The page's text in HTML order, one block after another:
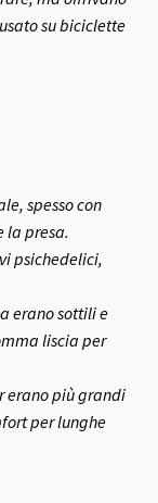
su biciclette
spesso con
la presa.
psichedelici,
erano sottili e
liscia per
erano più grandi
per lunghe